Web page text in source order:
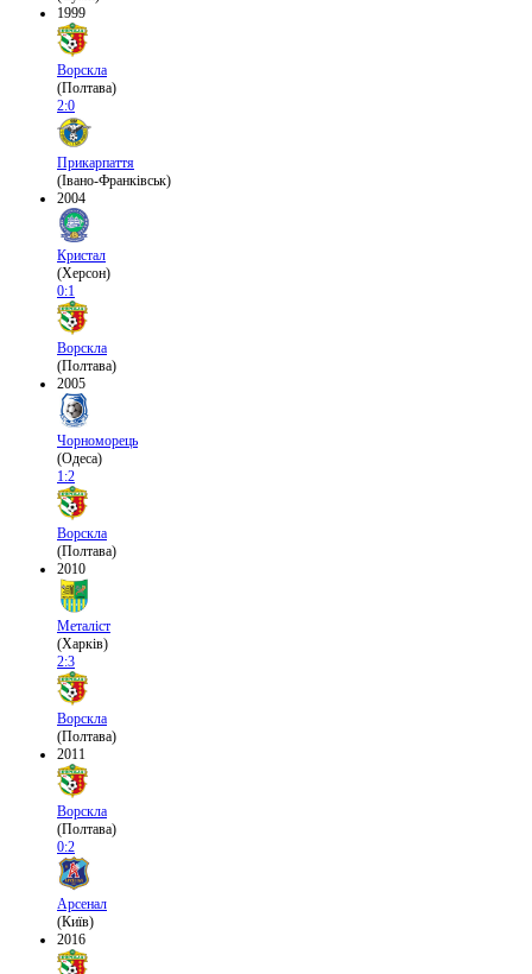
1999
Ворскла
(Полтава)
2:0
Прикарпаття
(Івано-Франківськ)
2004
Кристал
(Херсон)
0:1
Ворскла
(Полтава)
2005
Чорноморець
(Одеса)
1:2
Ворскла
(Полтава)
2010
Металіст
(Харків)
2:3
Ворскла
(Полтава)
2011
Ворскла
(Полтава)
0:2
Арсенал
(Київ)
2016